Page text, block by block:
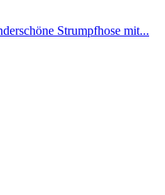
Strumpfhose mit...